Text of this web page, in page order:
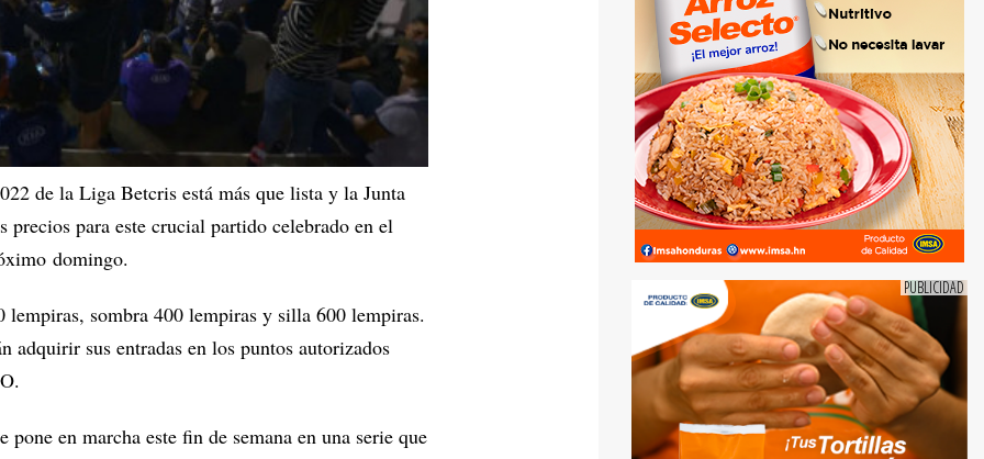
de la Liga Betcris está más que lista y la Junta
para este crucial partido celebrado en el
domingo.
sombra 400 lempiras y silla 600 lempiras.
sus entradas en los puntos autorizados
en marcha este fin de semana en una serie que